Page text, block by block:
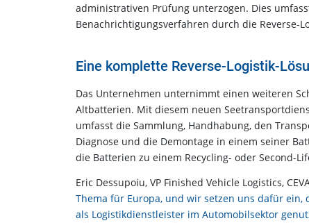
administrativen Prüfung unterzogen. Dies
Benachrichtigungsverfahren durch die Reverse-
Eine komplette Reverse-Logistik-
Das Unternehmen unternimmt einen weiteren
Altbatterien. Mit diesem neuen
umfasst die Sammlung, Handhabung, den
Diagnose und die Demontage in einem seiner
die Batterien zu einem Recycling- oder Second-
Eric Dessupoiu, VP Finished Vehicle Logistics,
Thema für Europa, und wir setzen uns dafür
als Logistikdienstleister im Automobilsektor